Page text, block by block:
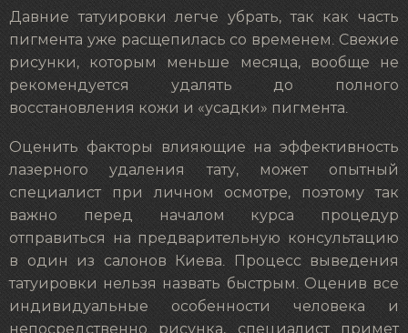
Давние татуировки легче убрать, так как часть
пигмента уже расщепилась со временем. Свежие
рисунки, которым меньше месяца, вообще не
рекомендуется удалять до полного
восстановления кожи и «усадки» пигмента.
Оценить факторы влияющие на эффективность
лазерного удаления тату, может опытный
специалист при личном осмотре, поэтому так
важно перед началом курса процедур
отправиться на предварительную консультацию
в один из салонов Киева. Процесс выведения
татуировки нельзя назвать быстрым. Оценив все
индивидуальные особенности человека и
непосредственно рисунка, специалист примет